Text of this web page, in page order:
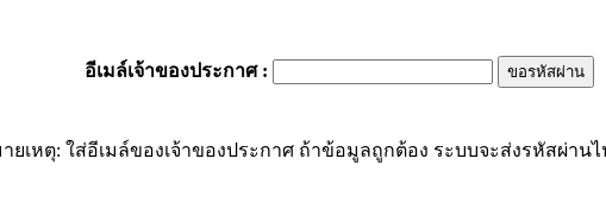
อีเมล์เจ้าของประกาศ:
ยเหตุ: ใส่อีเมล์ของเจ้าของประกาศ ถ้าข้อมูลถูกต้อง ระบบจะส่งรหัสผ่าน